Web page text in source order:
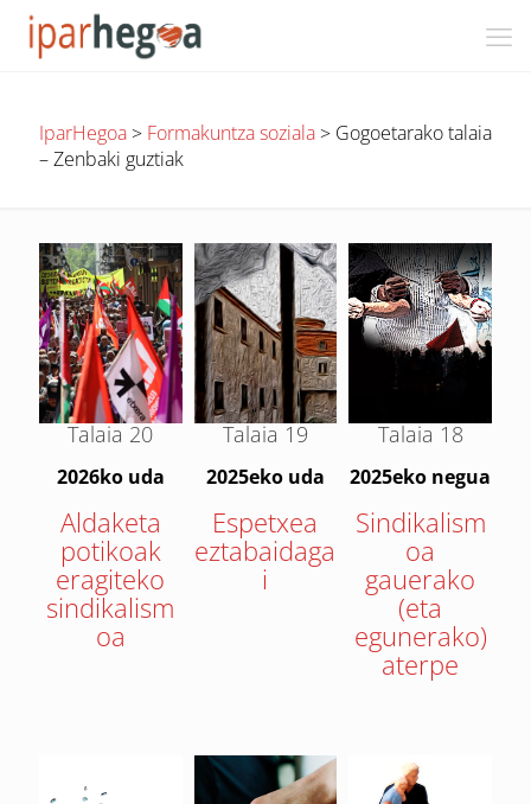
IparHegoa> Formakuntza soziala> Gogoetarako talaia
– Zenbaki guztiak
Talaia 20
2026ko uda
Aldaketa
potikoak
eragiteko
sindikalism
oa
Talaia 19
2025eko uda
Espetxea
eztabaidaga
i
Talaia 18
2025eko negua
Sindikalism
oa
gauerako
(eta
egunerako)
aterpe